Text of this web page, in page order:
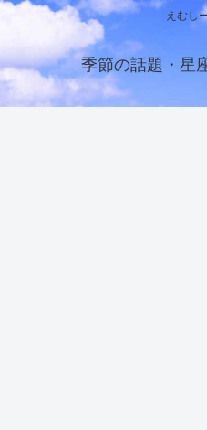
えむし
季節の話題・星